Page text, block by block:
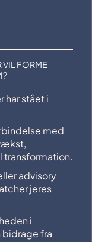
VIL FORME
har stået i
med
transformation.
advisory
jeres
i
fra